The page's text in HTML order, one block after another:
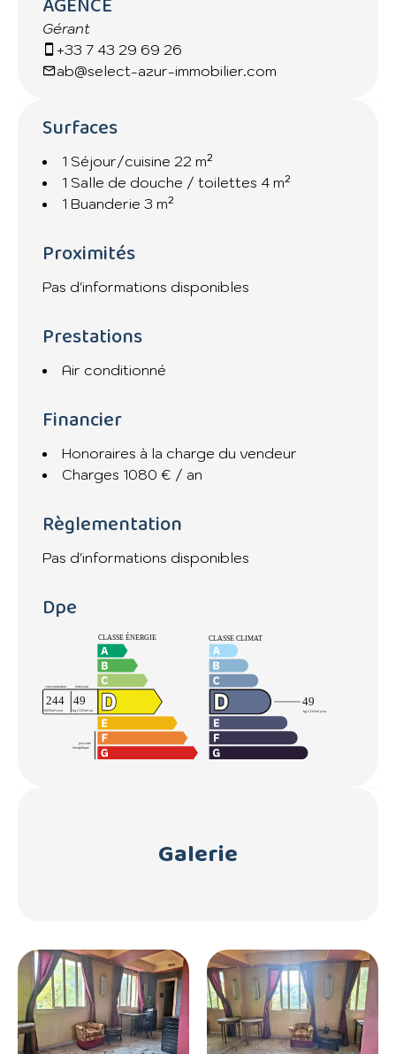
Gérant
+33 7 43 29 69 26
ab@select-azur-immobilier.com
Surfaces
1 Séjour/cuisine 22 m²
1 Salle de douche / toilettes 4 m²
1 Buanderie 3 m²
Proximités
Pas d'informations disponibles
Prestations
Air conditionné
Financier
Honoraires à la charge du vendeur
Charges 1080 € / an
Règlementation
Pas d'informations disponibles
Dpe
Galerie